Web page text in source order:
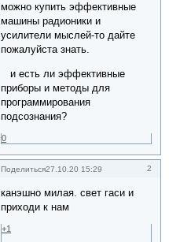
можно купить эффективные
машины радионики и
усилители мыслей-то дайте
пожалуйста знать.
и есть ли эффективные
приборы и методы для
программирования
подсознания?
0
Поделиться 2
27.10.20 15:29
канэшно милая. свет гаси и
приходи к нам
+1